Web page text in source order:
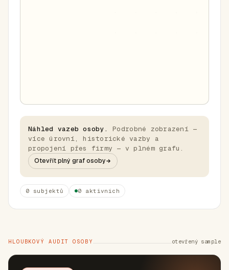
Náhled vazeb osoby.
Podrobné zobrazení —
více úrovní, historické vazby a
propojení přes firmy — v plném grafu.
Otevřít plný graf osoby
0 subjektů 0 aktivních
HLOUBKOVÝ AUDIT OSOBY otevřený sample